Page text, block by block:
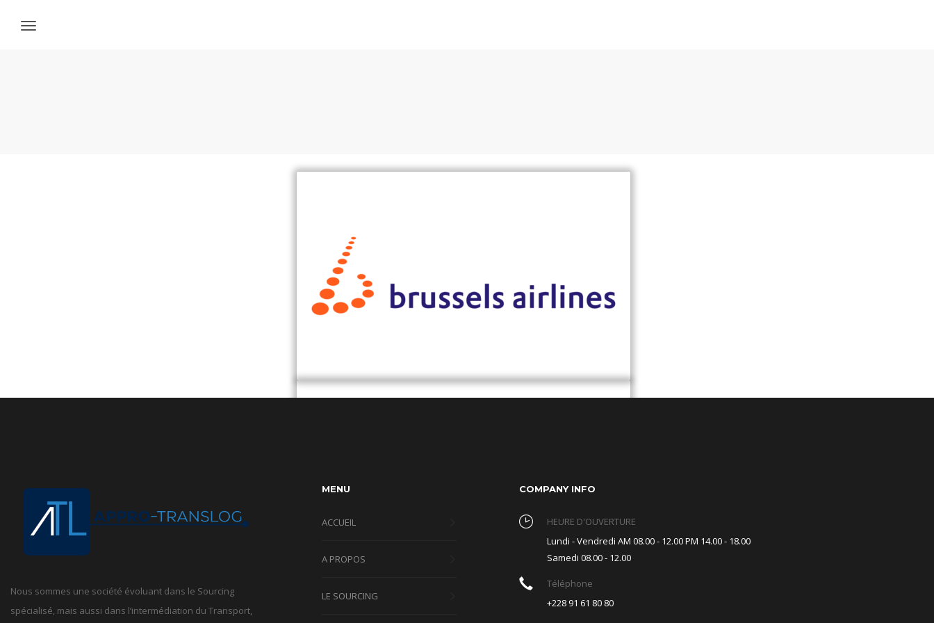
Nous sommes une société évoluant dans le Sourcing
spécialisé, mais aussi dans l’intermédiation du Transport,
MENU
ACCUEIL
A PROPOS
LE SOURCING
COMPANY INFO
HEURE D'OUVERTURE
Lundi - Vendredi AM 08.00 - 12.00 PM 14.00 - 18.00
Samedi 08.00 - 12.00
Téléphone
+228 91 61 80 80